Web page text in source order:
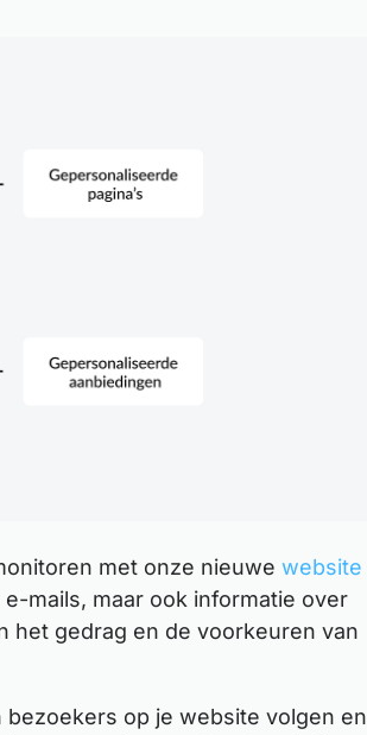
met onze nieuwe website
mails, maar ook informatie over
het gedrag en de voorkeuren van
op je website volgen en